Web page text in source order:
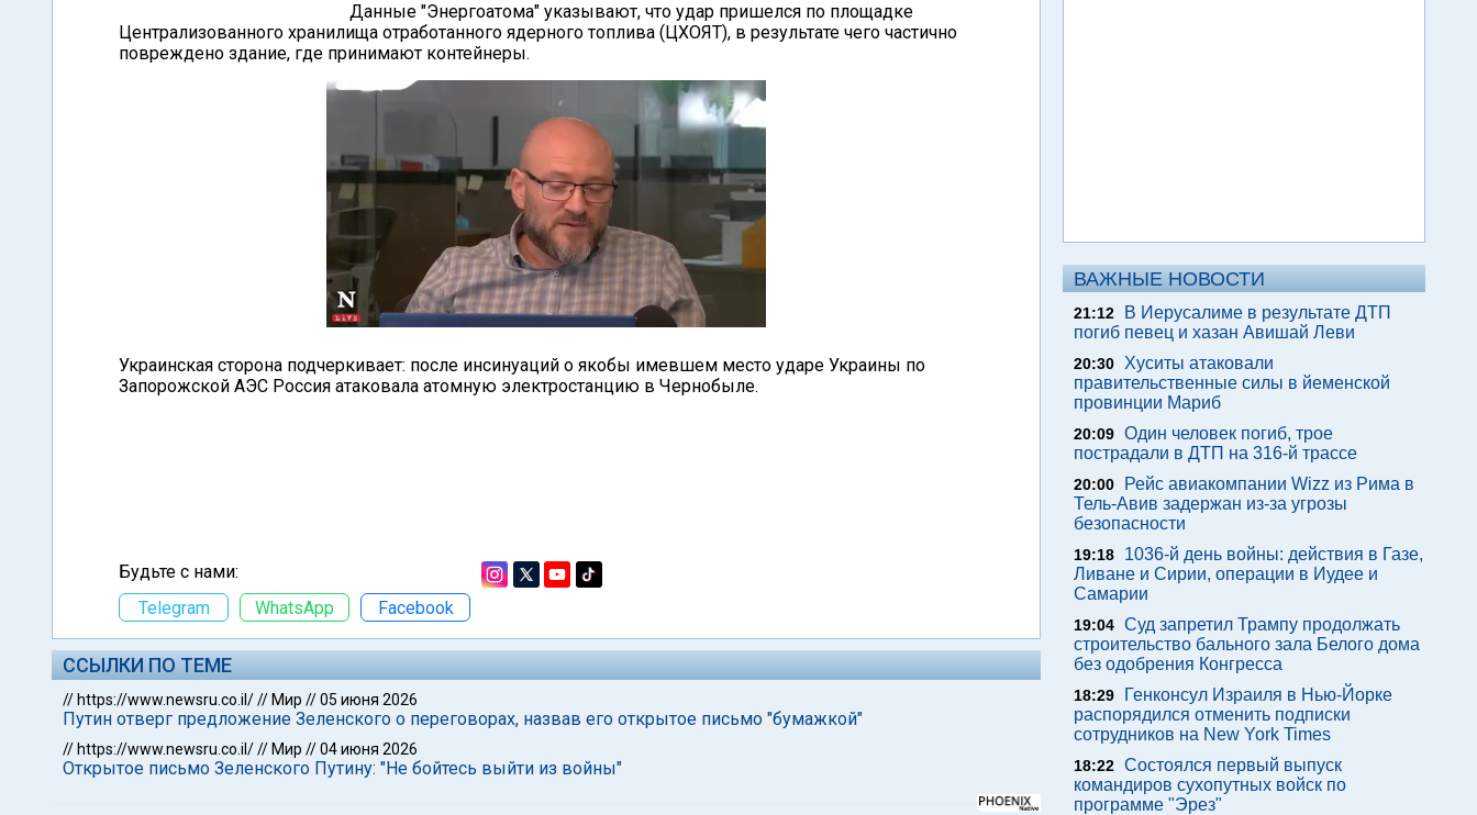
Данные "Энергоатома" указывают, что удар пришелся по площадке
Централизованного хранилища отработанного ядерного топлива (ЦХОЯТ), в результате чего частично
повреждено здание, где принимают контейнеры.
Украинская сторона подчеркивает: после инсинуаций о якобы имевшем место ударе Украины по
Запорожской АЭС Россия атаковала атомную электростанцию в Чернобыле.
Будьте с нами:
Telegram
WhatsApp Facebook
ССЫЛКИ ПО ТЕМЕ
// https://www.newsru.co.il/// Мир //05 июня 2026
Путин отверг предложение Зеленского о переговорах, назвав его открытое письмо "бумажкой"
// https://www.newsru.co.il/// Мир //04 июня 2026
Открытое письмо Зеленского Путину: "Не бойтесь выйти из войны"
ВАЖНЫЕ НОВОСТИ
21:12
В Иерусалиме в результате ДТП
погиб певец и хазан Авишай Леви
20:30
Хуситы атаковали
правительственные силы в йеменской
провинции Мариб
20:09 Один человек погиб, трое
пострадали в ДТП на 316-й трассе
20:00
Рейс авиакомпании Wizz из Рима в
Тель-Авив задержан из-за угрозы
безопасности
19:18
1036-й день войны: действия в Газе,
Ливане и Сирии, операции в Иудее и
Самарии
19:04 Суд запретил Трампу продолжать
строительство бального зала Белого дома
без одобрения Конгресса
18:29
Генконсул Израиля в Нью-Йорке
распорядился отменить подписки
сотрудников на New York Times
18:22 Состоялся первый выпуск
командиров сухопутных войск по
программе "Эрез"